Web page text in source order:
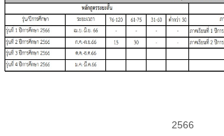
ณ วันที่
2566